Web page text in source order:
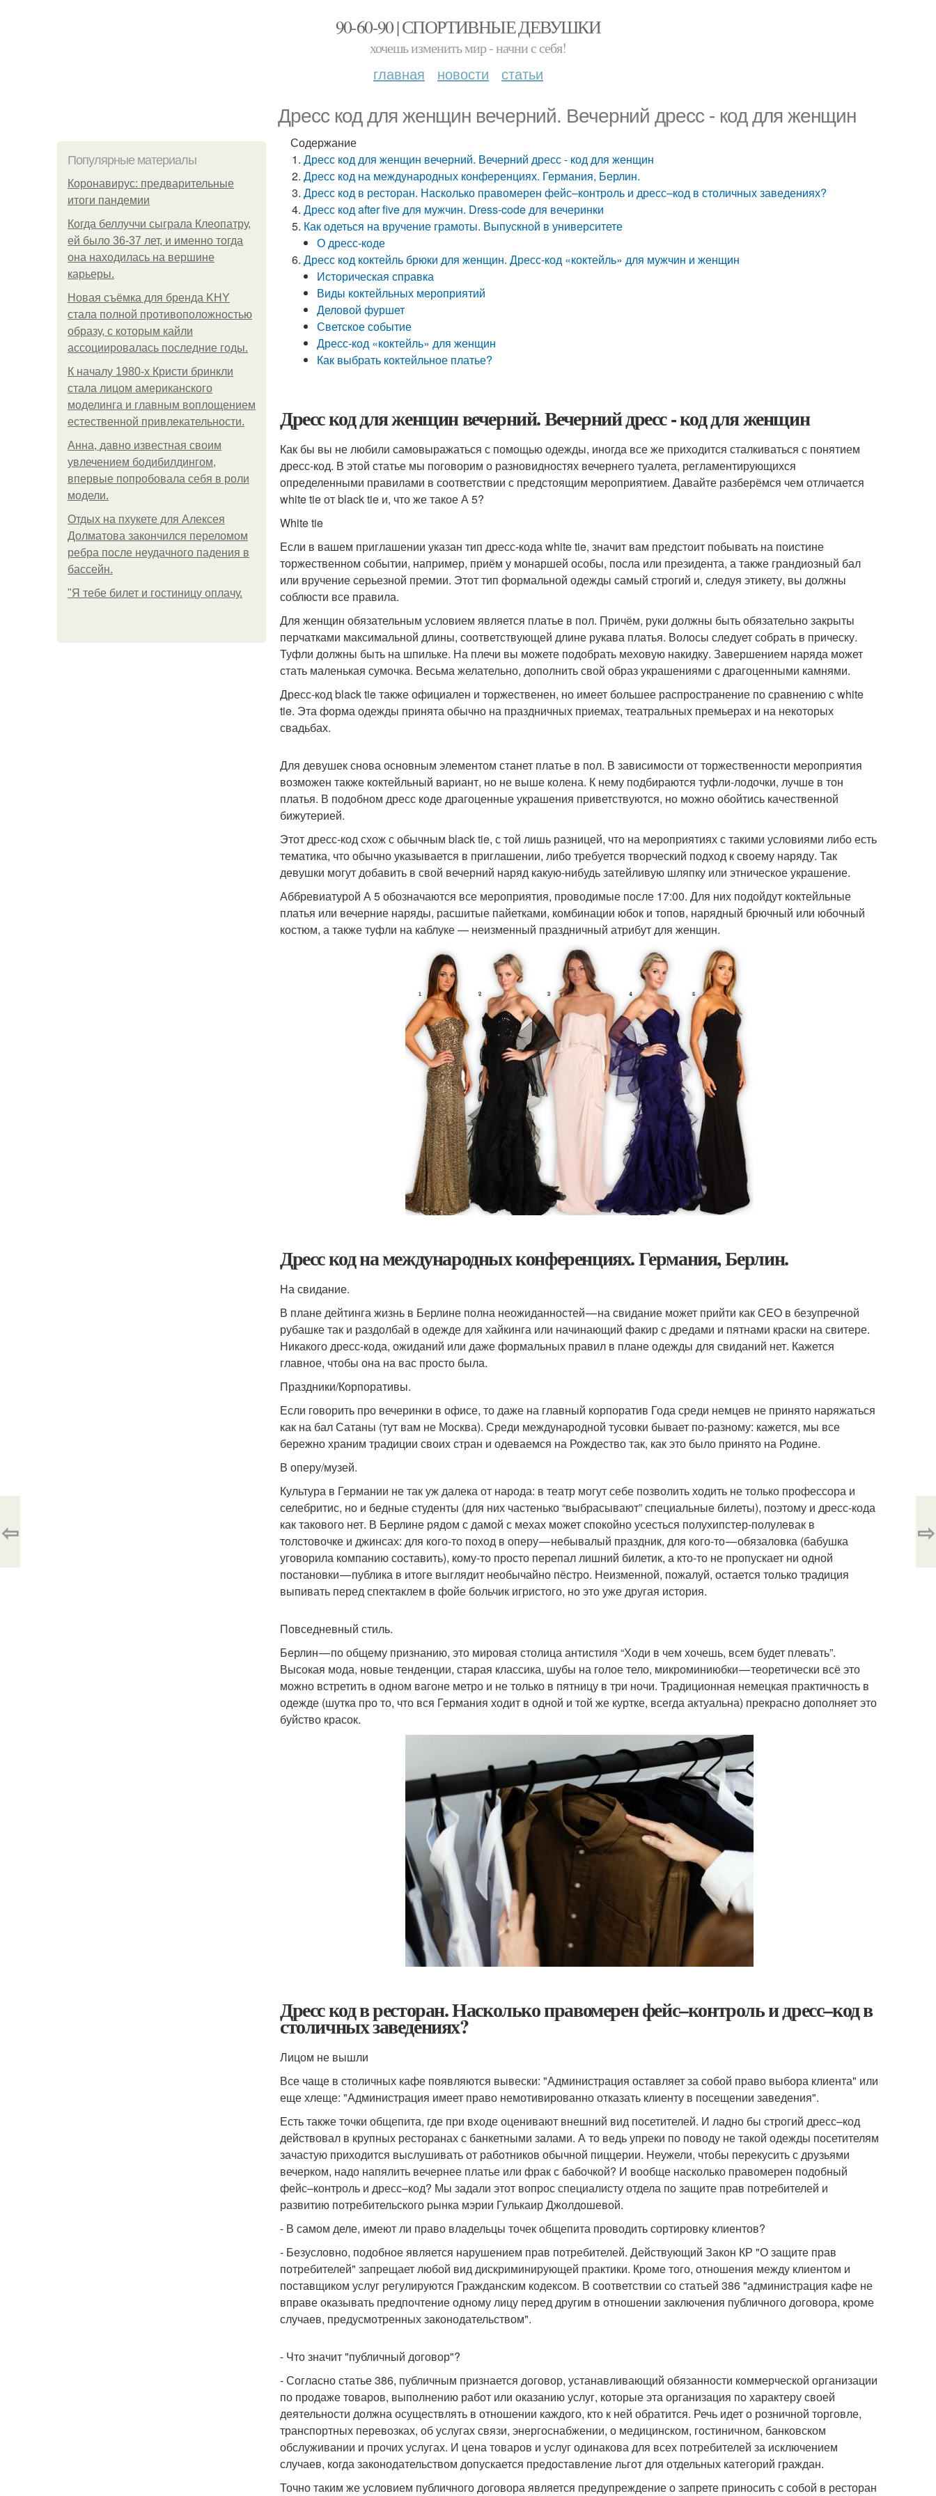
90-60-90 | СПОРТИВНЫЕ ДЕВУШКИ
хочешь изменить мир - начни с себя!
главная новости статьи
Дресс код для женщин вечерний. Вечерний дресс - код для женщин
Популярные материалы
Коронавирус: предварительные
итоги пандемии
Когда беллуччи сыграла Клеопатру,
ей было 36-37 лет, и именно тогда
она находилась на вершине
карьеры.
Новая съёмка для бренда KHY
стала полной противоположностью
образу, с которым кайли
ассоциировалась последние годы.
К началу 1980-х Кристи бринкли
стала лицом американского
моделинга и главным воплощением
естественной привлекательности.
Анна, давно известная своим
увлечением бодибилдингом,
впервые попробовала себя в роли
модели.
Отдых на пхукете для Алексея
Долматова закончился переломом
ребра после неудачного падения в
бассейн.
"Я тебе билет и гостиницу оплачу.
Содержание
Дресс код для женщин вечерний. Вечерний дресс - код для женщин
Дресс код на международных конференциях. Германия, Берлин.
Дресс код в ресторан. Насколько правомерен фейс–контроль и дресс–код в столичных заведениях?
Дресс код after five для мужчин. Dress-code для вечеринки
Как одеться на вручение грамоты. Выпускной в университете
О дресс-коде
Дресс код коктейль брюки для женщин. Дресс-код «коктейль» для мужчин и женщин
Историческая справка
Виды коктейльных мероприятий
Деловой фуршет
Светское событие
Дресс-код «коктейль» для женщин
Как выбрать коктейльное платье?
Дресс код для женщин вечерний. Вечерний дресс - код для женщин
Как бы вы не любили самовыражаться с помощью одежды, иногда все же приходится сталкиваться с понятием
дресс-код. В этой статье мы поговорим о разновидностях вечернего туалета, регламентирующихся
определенными правилами в соответствии с предстоящим мероприятием. Давайте разберёмся чем отличается
white tie от black tie и, что же такое А 5?
White tie
Если в вашем приглашении указан тип дресс-кода white tie, значит вам предстоит побывать на поистине
торжественном событии, например, приём у монаршей особы, посла или президента, а также грандиозный бал
или вручение серьезной премии. Этот тип формальной одежды самый строгий и, следуя этикету, вы должны
соблюсти все правила.
Для женщин обязательным условием является платье в пол. Причём, руки должны быть обязательно закрыты
перчатками максимальной длины, соответствующей длине рукава платья. Волосы следует собрать в прическу.
Туфли должны быть на шпильке. На плечи вы можете подобрать меховую накидку. Завершением наряда может
стать маленькая сумочка. Весьма желательно, дополнить свой образ украшениями с драгоценными камнями.
Дресс-код black tie также официален и торжественен, но имеет большее распространение по сравнению с white
tie. Эта форма одежды принята обычно на праздничных приемах, театральных премьерах и на некоторых
свадьбах.
Для девушек снова основным элементом станет платье в пол. В зависимости от торжественности мероприятия
возможен также коктейльный вариант, но не выше колена. К нему подбираются туфли-лодочки, лучше в тон
платья. В подобном дресс коде драгоценные украшения приветствуются, но можно обойтись качественной
бижутерией.
Этот дресс-код схож с обычным black tie, с той лишь разницей, что на мероприятиях с такими условиями либо есть
тематика, что обычно указывается в приглашении, либо требуется творческий подход к своему наряду. Так
девушки могут добавить в свой вечерний наряд какую-нибудь затейливую шляпку или этническое украшение.
Аббревиатурой А 5 обозначаются все мероприятия, проводимые после 17:00. Для них подойдут коктейльные
платья или вечерние наряды, расшитые пайетками, комбинации юбок и топов, нарядный брючный или юбочный
костюм, а также туфли на каблуке — неизменный праздничный атрибут для женщин.
Дресс код на международных конференциях. Германия, Берлин.
На свидание.
В плане дейтинга жизнь в Берлине полна неожиданностей — на свидание может прийти как CEO в безупречной
рубашке так и раздолбай в одежде для хайкинга или начинающий факир с дредами и пятнами краски на свитере.
Никакого дресс-кода, ожиданий или даже формальных правил в плане одежды для свиданий нет. Кажется
главное, чтобы она на вас просто была.
Праздники/Корпоративы.
Если говорить про вечеринки в офисе, то даже на главный корпоратив Года среди немцев не принято наряжаться
как на бал Сатаны (тут вам не Москва). Среди международной тусовки бывает по-разному: кажется, мы все
бережно храним традиции своих стран и одеваемся на Рождество так, как это было принято на Родине.
В оперу/музей.
Культура в Германии не так уж далека от народа: в театр могут себе позволить ходить не только профессора и
селебритис, но и бедные студенты (для них частенько “выбрасывают” специальные билеты), поэтому и дресс-кода
как такового нет. В Берлине рядом с дамой с мехах может спокойно усесться полухипстер-полулевак в
толстовочке и джинсах: для кого-то поход в оперу — небывалый праздник, для кого-то — обязаловка (бабушка
уговорила компанию составить), кому-то просто перепал лишний билетик, а кто-то не пропускает ни одной
постановки — публика в итоге выглядит необычайно пёстро. Неизменной, пожалуй, остается только традиция
выпивать перед спектаклем в фойе больчик игристого, но это уже другая история.
Повседневный стиль.
Берлин — по общему признанию, это мировая столица антистиля “Ходи в чем хочешь, всем будет плевать”.
Высокая мода, новые тенденции, старая классика, шубы на голое тело, микроминиюбки — теоретически всё это
можно встретить в одном вагоне метро и не только в пятницу в три ночи. Традиционная немецкая практичность в
одежде (шутка про то, что вся Германия ходит в одной и той же куртке, всегда актуальна) прекрасно дополняет это
буйство красок.
Дресс код в ресторан. Насколько правомерен фейс–контроль и дресс–код в
столичных заведениях?
Лицом не вышли
Все чаще в столичных кафе появляются вывески: "Администрация оставляет за собой право выбора клиента" или
еще хлеще: "Администрация имеет право немотивированно отказать клиенту в посещении заведения".
Есть также точки общепита, где при входе оценивают внешний вид посетителей. И ладно бы строгий дресс–код
действовал в крупных ресторанах с банкетными залами. А то ведь упреки по поводу не такой одежды посетителям
зачастую приходится выслушивать от работников обычной пиццерии. Неужели, чтобы перекусить с друзьями
вечерком, надо напялить вечернее платье или фрак с бабочкой? И вообще насколько правомерен подобный
фейс–контроль и дресс–код? Мы задали этот вопрос специалисту отдела по защите прав потребителей и
развитию потребительского рынка мэрии Гулькаир Джолдошевой.
- В самом деле, имеют ли право владельцы точек общепита проводить сортировку клиентов?
- Безусловно, подобное является нарушением прав потребителей. Действующий Закон КР "О защите прав
потребителей" запрещает любой вид дискриминирующей практики. Кроме того, отношения между клиентом и
поставщиком услуг регулируются Гражданским кодексом. В соответствии со статьей 386 "администрация кафе не
вправе оказывать предпочтение одному лицу перед другим в отношении заключения публичного договора, кроме
случаев, предусмотренных законодательством".
- Что значит "публичный договор"?
- Согласно статье 386, публичным признается договор, устанавливающий обязанности коммерческой организации
по продаже товаров, выполнению работ или оказанию услуг, которые эта организация по характеру своей
деятельности должна осуществлять в отношении каждого, кто к ней обратится. Речь идет о розничной торговле,
транспортных перевозках, об услугах связи, энергоснабжении, о медицинском, гостиничном, банковском
обслуживании и прочих услугах. И цена товаров и услуг одинакова для всех потребителей за исключением
случаев, когда законодательством допускается предоставление льгот для отдельных категорий граждан.
Точно таким же условием публичного договора является предупреждение о запрете приносить с собой в ресторан
⇦ ⇨